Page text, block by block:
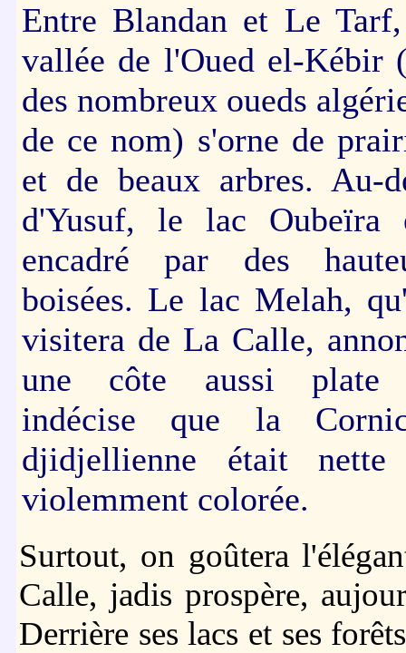
Entre Blandan et Le
vallée de l'Oued el-Kébir
des nombreux oueds
de ce nom) s'orne de
et de beaux arbres. Au-
d'Yusuf, le lac Oubeïra
encadré par des
boisées. Le lac Melah,
visitera de La Calle,
une côte aussi plate
indécise que la
djidjellienne était
violemment colorée.
Surtout, on goûtera
Calle, jadis prospère,
Derrière ses lacs et ses